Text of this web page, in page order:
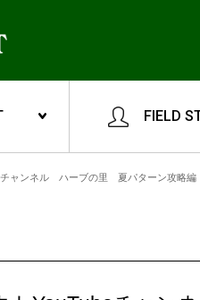
FIELD
チャンネル ハーブの里 夏パターン攻略編